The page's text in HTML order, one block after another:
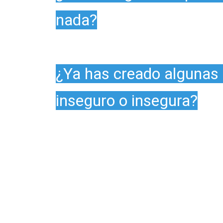
nada?
¿Ya has creado
inseguro o insegura?